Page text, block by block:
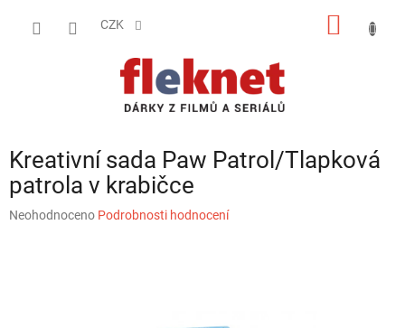
CZK
Kreativní sada Paw Patrol/Tlapková
patrola v krabičce
Průměrné
Neohodnoceno Podrobnosti hodnocení